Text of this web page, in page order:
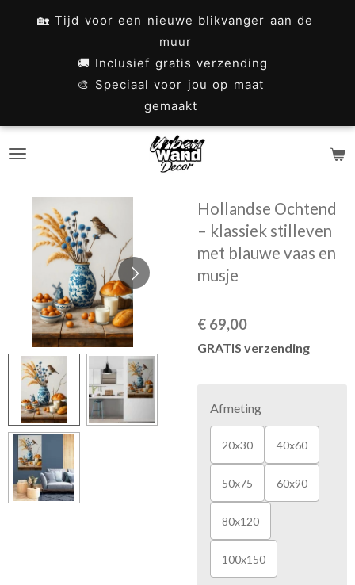
🏡 Tijd voor een nieuwe blikvanger aan de
muur
🚚 Inclusief gratis verzending
🎨 Speciaal voor jou op maat
gemaakt
Hollandse Ochtend
– klassiek stilleven
met blauwe vaas en
musje
€ 69,00
GRATIS verzending
Afmeting
20x30 40x60
50x75 60x90
80x120
100x150